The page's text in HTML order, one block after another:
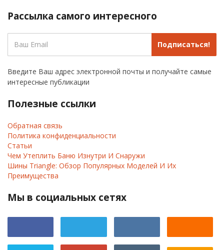
Рассылка самого интересного
Подписаться!
Введите Ваш адрес электронной почты и получайте самые
интересные публикации
Полезные ссылки
Обратная связь
Политика конфиденциальности
Статьи
Чем Утеплить Баню Изнутри И Снаружи
Шины Triangle: Обзор Популярных Моделей И Их
Преимущества
Мы в социальных сетях